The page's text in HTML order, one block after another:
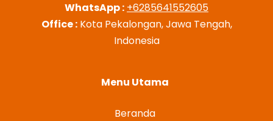
WhatsApp : +6285641552605
Office :Kota Pekalongan, Jawa Tengah,
Indonesia
Menu Utama
Beranda